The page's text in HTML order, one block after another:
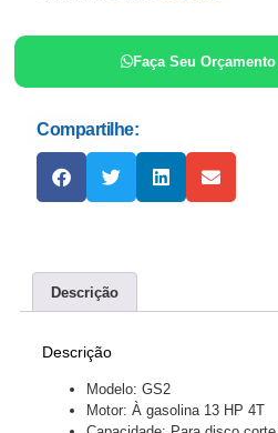
Faça Seu
Compartilhe:
Descrição
Descrição
Modelo: GS2
Motor: À gasolina 13 HP 4T